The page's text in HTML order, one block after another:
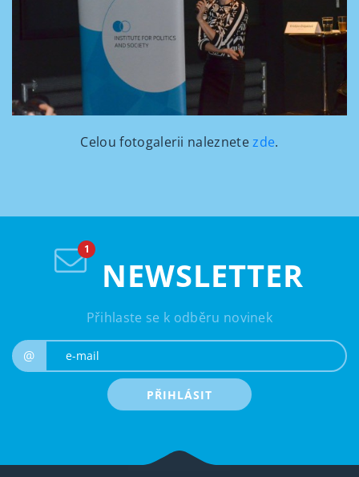
Celou fotogalerii naleznetezde.
NEWSLETTER
Přihlaste se k odběru novinek
@
PŘIHLÁSIT